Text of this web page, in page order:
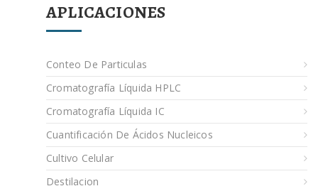
APLICACIONES
Conteo De Particulas
Cromatografía Líquida HPLC
Cromatografía Líquida IC
Cuantificación De Ácidos Nucleicos
Cultivo Celular
Destilacion